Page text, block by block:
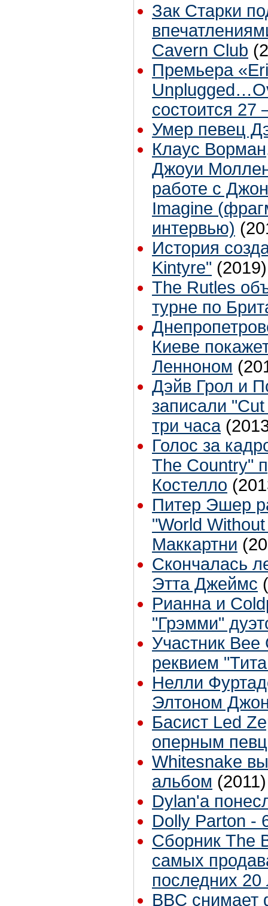
Зак Старки
Cavern Club
Премьера
состоится
Умер певец
Клаус
Джоуи
работе с
Imagine
интервью)
История
Kintyre" (2019)
The Rutles
турне по
Киеве
Ленноном
Дэйв Грол и
записали
три часа
Голос за
The Country"
Костелло
Питер Эшер
"World
Маккартни
Скончалась
Этта Джеймс
Рианна и
"Грэмми"
Участник Bee
реквием
Нелли
Элтоном
Басист Led
оперным
Whitesnake
альбом (2011)
Dylan'a
Dolly Parton -
Сборник The
самых
последних 20
BBC